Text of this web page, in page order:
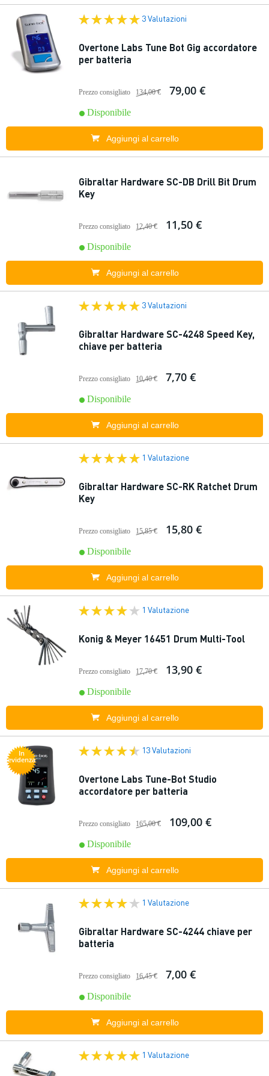
3 Valutazioni
Overtone Labs Tune Bot Gig accordatore
per batteria
Prezzo consigliato 134,00 € 79,00 €
Disponibile
Aggiungi al carrello
Gibraltar Hardware SC-DB Drill Bit Drum
Key
Prezzo consigliato 12,40 € 11,50 €
Disponibile
Aggiungi al carrello
3 Valutazioni
Gibraltar Hardware SC-4248 Speed Key,
chiave per batteria
Prezzo consigliato 10,40 € 7,70 €
Disponibile
Aggiungi al carrello
1 Valutazione
Gibraltar Hardware SC-RK Ratchet Drum
Key
Prezzo consigliato 15,85 € 15,80 €
Disponibile
Aggiungi al carrello
1 Valutazione
Konig & Meyer 16451 Drum Multi-Tool
Prezzo consigliato 17,70 € 13,90 €
Disponibile
Aggiungi al carrello
In
evidenza
13 Valutazioni
Overtone Labs Tune-Bot Studio
accordatore per batteria
Prezzo consigliato 165,00 € 109,00 €
Disponibile
Aggiungi al carrello
1 Valutazione
Gibraltar Hardware SC-4244 chiave per
batteria
Prezzo consigliato 16,45 € 7,00 €
Disponibile
Aggiungi al carrello
1 Valutazione